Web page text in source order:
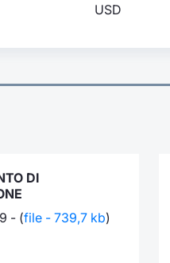
USD
DI
- (file - 739,7 kb)